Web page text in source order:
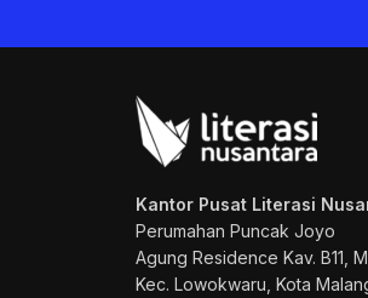
Kantor Pusat Literasi
Perumahan Puncak Joyo
Agung Residence Kav. B11,
Kec. Lowokwaru, Kota